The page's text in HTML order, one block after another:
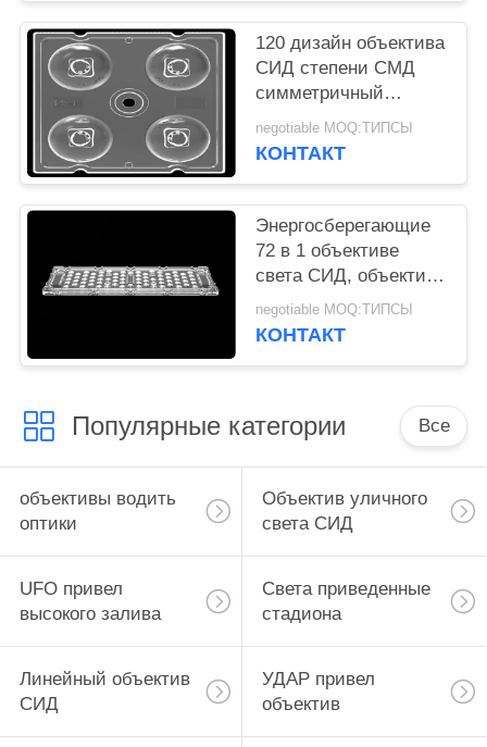
120 дизайн объектива
СИД степени СМД
симметричный
отсутствие любого
Меркурия на свет
negotiable MOQ:ТИПСЫ
КОНТАКТ
Энергосберегающие
72 в 1 объективе
света СИД, объективе
СИД размера 3030
Л250*В74мм для
negotiable MOQ:ТИПСЫ
КОНТАКТ
Популярные категории Все
объективы водить
оптики
Объектив уличного
света СИД
UFO привел
высокого залива
Света приведенные
стадиона
Линейный объектив
СИД
УДАР привел
объектив